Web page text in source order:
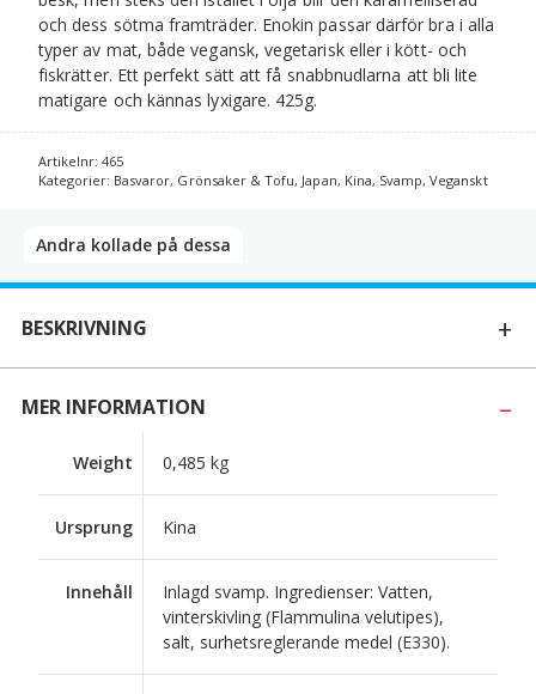
och dess sötma framträder. Enokin passar därför bra i alla
typer av mat, både vegansk, vegetarisk eller i kött- och
fiskrätter. Ett perfekt sätt att få snabbnudlarna att bli lite
matigare och kännas lyxigare. 425g.
Artikelnr: 465
Kategorier: Basvaror, Grönsaker & Tofu, Japan, Kina, Svamp,Veganskt
Andra kollade på dessa​
BESKRIVNING
MER INFORMATION
Weight 0,485 kg
Ursprung Kina
Innehåll
Inlagd svamp. Ingredienser: Vatten,
vinterskivling (Flammulina velutipes),
salt, surhetsreglerande medel (E330).